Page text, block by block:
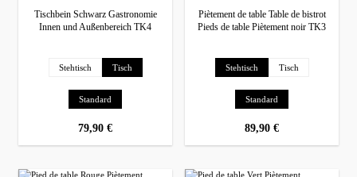
Tischbein Schwarz Gastronomie
Innen und Außenbereich TK4
Sélectionnez
Pied de table
Stehtisch Tisch
Sélectionnez
AusführungStandard
prix régulier :
79,90 €
Piètement de table Table de bistrot
Pieds de table Piètement noir TK3
Sélectionnez
Pied de table
Stehtisch Tisch
Sélectionnez
AusführungStandard
prix régulier :
89,90 €